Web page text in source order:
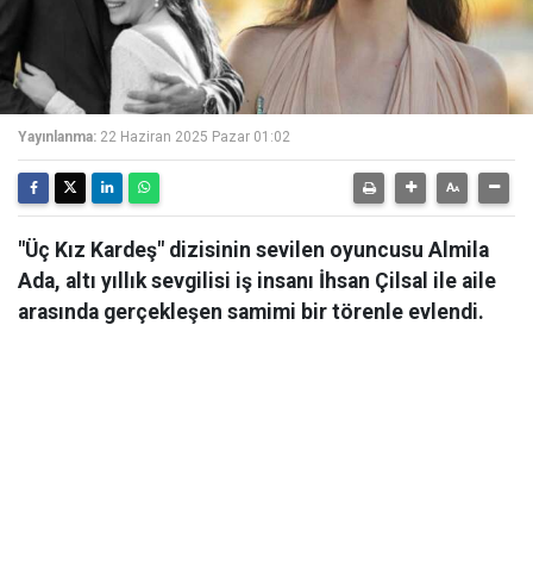
Yayınlanma: 22 Haziran 2025 Pazar 01:02
"Üç Kız Kardeş" dizisinin sevilen oyuncusu Almila
Ada, altı yıllık sevgilisi iş insanı İhsan Çilsal ile aile
arasında gerçekleşen samimi bir törenle evlendi.